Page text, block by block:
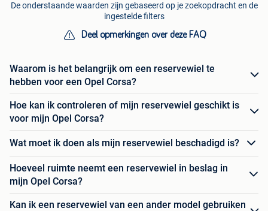
De onderstaande waarden zijn gebaseerd op je zoekopdracht en de
ingestelde filters
Deel opmerkingen over deze FAQ
Waarom is het belangrijk om een reservewiel te
hebben voor een Opel Corsa?
Hoe kan ik controleren of mijn reservewiel geschikt is
voor mijn Opel Corsa?
Wat moet ik doen als mijn reservewiel beschadigd is?
Hoeveel ruimte neemt een reservewiel in beslag in
mijn Opel Corsa?
Kan ik een reservewiel van een ander model gebruiken